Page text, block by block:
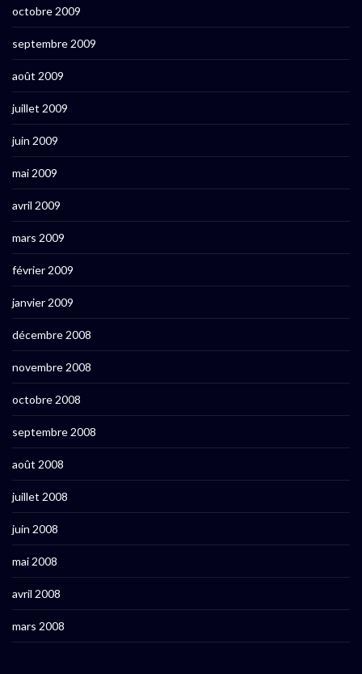
octobre 2009
septembre 2009
août 2009
juillet 2009
juin 2009
mai 2009
avril 2009
mars 2009
février 2009
janvier 2009
décembre 2008
novembre 2008
octobre 2008
septembre 2008
août 2008
juillet 2008
juin 2008
mai 2008
avril 2008
mars 2008